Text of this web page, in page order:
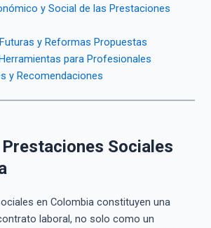
y Social de las Prestaciones
y Reformas Propuestas
para Profesionales
y Recomendaciones
Sociales
en Colombia constituyen una
laboral, no solo como un